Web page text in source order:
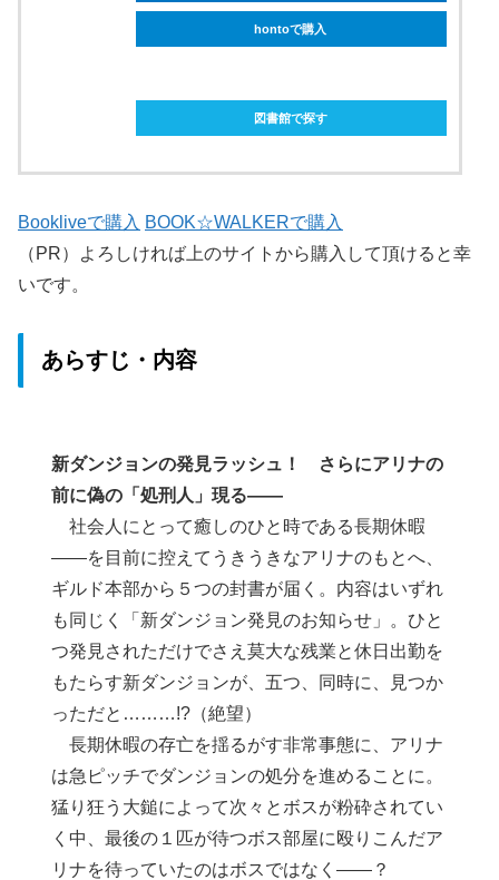
hontoで購入
図書館で探す
Bookliveで購入 BOOK☆WALKERで購入
（PR）よろしければ上のサイトから購入して頂けると幸
いです。
あらすじ・内容
新ダンジョンの発見ラッシュ！ さらにアリナの
前に偽の「処刑人」現る――
社会人にとって癒しのひと時である長期休暇
――を目前に控えてうきうきなアリナのもとへ、
ギルド本部から５つの封書が届く。内容はいずれ
も同じく「新ダンジョン発見のお知らせ」。ひと
つ発見されただけでさえ莫大な残業と休日出勤を
もたらす新ダンジョンが、五つ、同時に、見つか
っただと………!?（絶望）
長期休暇の存亡を揺るがす非常事態に、アリナ
は急ピッチでダンジョンの処分を進めることに。
猛り狂う大鎚によって次々とボスが粉砕されてい
く中、最後の１匹が待つボス部屋に殴りこんだア
リナを待っていたのはボスではなく――？